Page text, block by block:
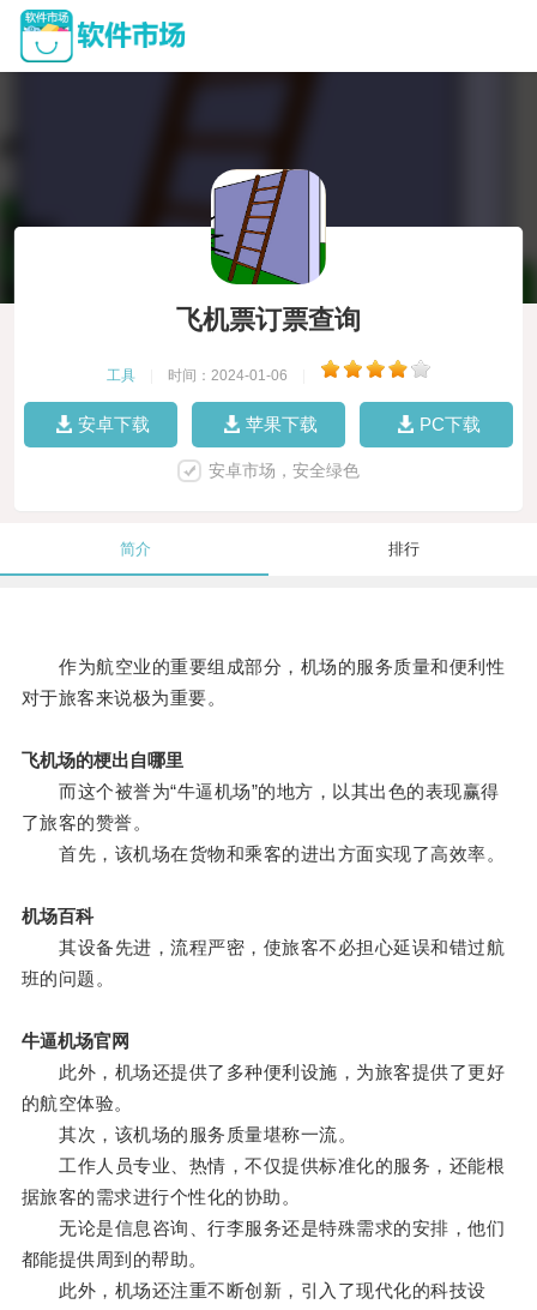
飞机票订票查询
工具 时间：2024-01-06
安卓下载 苹果下载 PC下载
安卓市场，安全绿色
简介 排行
作为航空业的重要组成部分，机场的服务质量和便利性
对于旅客来说极为重要。
飞机场的梗出自哪里
而这个被誉为“牛逼机场”的地方，以其出色的表现赢得
了旅客的赞誉。
首先，该机场在货物和乘客的进出方面实现了高效率。
机场百科
其设备先进，流程严密，使旅客不必担心延误和错过航
班的问题。
牛逼机场官网
此外，机场还提供了多种便利设施，为旅客提供了更好
的航空体验。
其次，该机场的服务质量堪称一流。
工作人员专业、热情，不仅提供标准化的服务，还能根
据旅客的需求进行个性化的协助。
无论是信息咨询、行李服务还是特殊需求的安排，他们
都能提供周到的帮助。
此外，机场还注重不断创新，引入了现代化的科技设